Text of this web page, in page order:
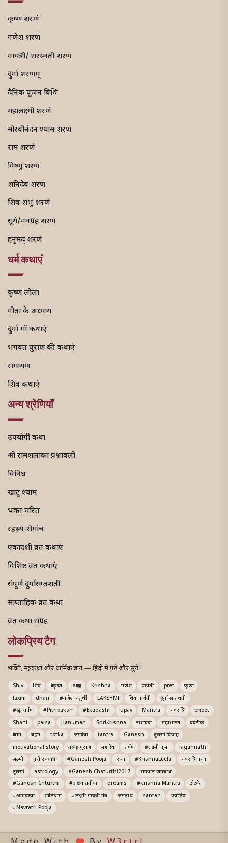
कृष्ण शरणं
गणेश शरणं
गायत्री/ सरस्वती शरणं
दुर्गा शरणम्
दैनिक पूजन विधि
महालक्ष्मी शरणं
मोरवीनंदन श्याम शरणं
राम शरणं
विष्णु शरणं
शनिदेव शरणं
शिव शंभु शरणं
सूर्य/नवग्रह शरणं
हनुमद् शरणं
धर्म कथाएं
कृष्ण लीला
गीता के अध्याय
दुर्गा माँ कथाएं
भगवत पुराण की कथाएं
रामायण
शिव कथाएं
अन्य श्रेणियाँ
उपयोगी कथा
श्री रामशलाका प्रश्नावली
विविध
खाटू श्याम
भक्त चरित
रहस्य-रोमांच
एकादशी व्रत कथाएं
विशिष्ट व्रत कथाएं
संपूर्ण दुर्गासप्तशती
साप्ताहिक व्रत कथा
व्रत कथा संग्रह
लोकप्रिय टैग
भक्ति, मंत्र, कथा और धार्मिक ज्ञान — हिंदी में पढ़ें और सुनें।
Shiv शिव श्रीकृष्ण #श्राद्ध Krishna गणेश पार्वती pret
कृष्ण
laxmi
dhan #गणेश चतुर्थी LAKSHMI शिव-पार्वती
दुर्गा सप्तशती
#श्राद्ध तर्पण
#Pitripaksh #Ekadashi upay Mantra नवरात्रि
bhoot
Shani
paisa Hanuman ShriKrishna नारायण महाभारत
बर्बरीक
श्रीराम
ब्रह्मा totka जगदंबा tantra Ganesh
तुलसी विवाह
motivational story
गरूड़ पुराण महादेव तर्पण #लक्ष्मी पूजा
jagannath
लक्ष्मी
पुरी रथयात्रा #Ganesh Pooja राधा #KrishnaLeela
नवरात्रि पूजा
तुलसी
astrology #Ganesh Chaturthi2017
भगवान जगन्नाथ
#Ganesh Chturthi
#अक्षय तृतीया dreams #krishna Mantra
टोटके
#अमावस्या
शालिग्राम #लक्ष्मी गायत्री मंत्र जगन्नाथ santan
ज्योतिष
#Navratri Pooja